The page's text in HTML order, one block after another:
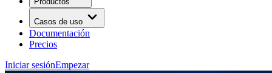
Casos de uso
Documentación
Precios
Iniciar sesiónEmpezar